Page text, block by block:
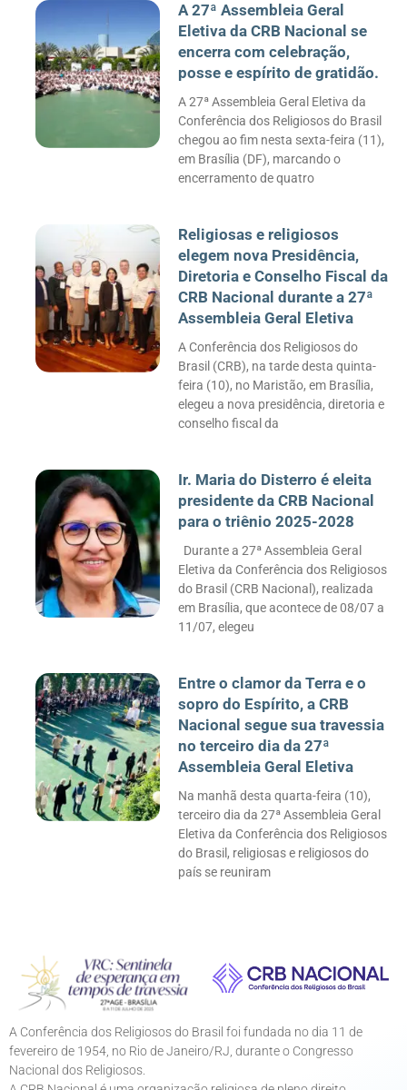
A 27ª Assembleia Geral
Eletiva da CRB Nacional se
encerra com celebração,
posse e espírito de gratidão.
A 27ª Assembleia Geral Eletiva da
Conferência dos Religiosos do Brasil
chegou ao fim nesta sexta-feira (11),
em Brasília (DF), marcando o
encerramento de quatro
Religiosas e religiosos
elegem nova Presidência,
Diretoria e Conselho Fiscal da
CRB Nacional durante a 27ª
Assembleia Geral Eletiva
A Conferência dos Religiosos do
Brasil (CRB), na tarde desta quinta-
feira (10), no Maristão, em Brasília,
elegeu a nova presidência, diretoria e
conselho fiscal da
Ir. Maria do Disterro é eleita
presidente da CRB Nacional
para o triênio 2025-2028
Durante a 27ª Assembleia Geral
Eletiva da Conferência dos Religiosos
do Brasil (CRB Nacional), realizada
em Brasília, que acontece de 08/07 a
11/07, elegeu
Entre o clamor da Terra e o
sopro do Espírito, a CRB
Nacional segue sua travessia
no terceiro dia da 27ª
Assembleia Geral Eletiva
Na manhã desta quarta-feira (10),
terceiro dia da 27ª Assembleia Geral
Eletiva da Conferência dos Religiosos
do Brasil, religiosas e religiosos do
país se reuniram
A Conferência dos Religiosos do Brasil foi fundada no dia 11 de
fevereiro de 1954, no Rio de Janeiro/RJ, durante o Congresso
Nacional dos Religiosos.